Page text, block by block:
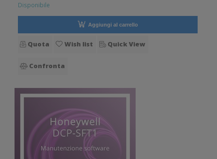
Disponibile
Aggiungi al carrello
Quota Wish list Quick View
Confronta